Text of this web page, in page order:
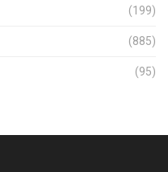
(199)
(885)
(95)